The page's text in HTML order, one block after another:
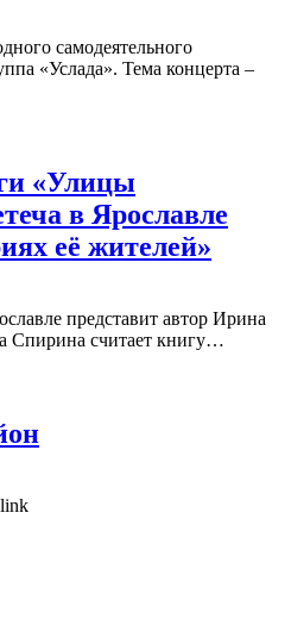
самодеятельного
«Услада». Тема концерта –
«Улицы
в Ярославле
её жителей»
представит автор Ирина
Спирина считает книгу…